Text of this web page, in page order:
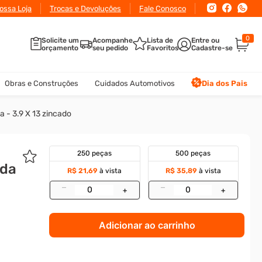
para pagamento via Pix ou Boleto
Loja Trocas e Devoluções Fale Conosco
Solicite um
orçamento
Acompanhe
seu pedido
Lista de
Favoritos
0
Obras e Construções Cuidados Automotivos Dia dos Pais
- 3.9 X 13 zincado
250 peças
R$ 21,69 à vista
– +
500 peças
R$ 35,89 à vista
– +
Adicionar ao carrinho